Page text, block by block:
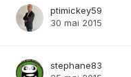
ptimickey59
30 mai 2015
stephane83